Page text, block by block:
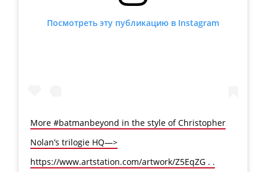
Посмотреть эту публикацию в Instagram
More #batmanbeyond in the style of Christopher
Nolan’s trilogie HQ—>
https://www.artstation.com/artwork/Z5EqZG . .